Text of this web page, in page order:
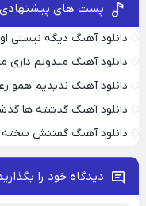
پست های پیشنهادی
دانلود آهنگ دیگه نیستی
دانلود آهنگ میدونم داری
دانلود آهنگ ندیدیم همو
دانلود آهنگ گذشته ها
دانلود آهنگ گفتنش
دیدگاه خود را